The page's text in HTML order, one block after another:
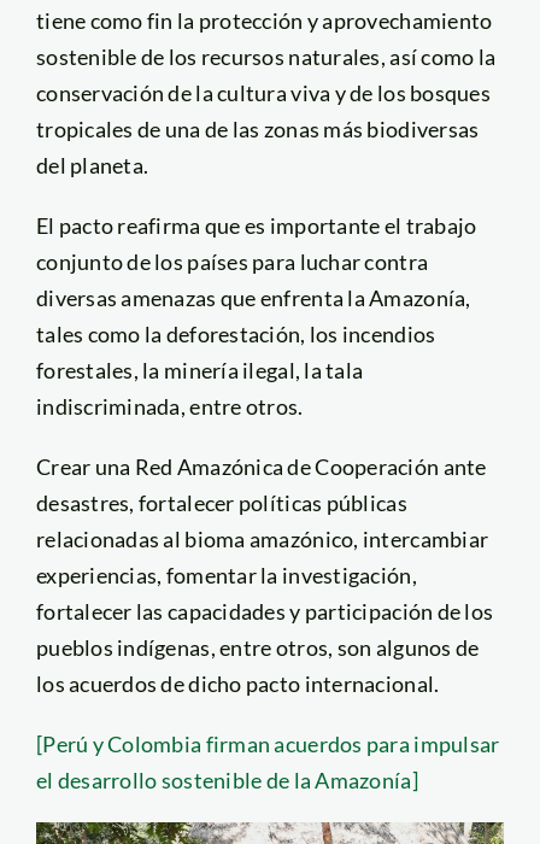
tiene como fin la protección y aprovechamiento
sostenible de los recursos naturales, así como la
conservación de la cultura viva y de los bosques
tropicales de una de las zonas más biodiversas
del planeta.
El pacto reafirma que es importante el trabajo
conjunto de los países para luchar contra
diversas amenazas que enfrenta la Amazonía,
tales como la deforestación, los incendios
forestales, la minería ilegal, la tala
indiscriminada, entre otros.
Crear una Red Amazónica de Cooperación ante
desastres, fortalecer políticas públicas
relacionadas al bioma amazónico, intercambiar
experiencias, fomentar la investigación,
fortalecer las capacidades y participación de los
pueblos indígenas, entre otros, son algunos de
los acuerdos de dicho pacto internacional.
[Perú y Colombia firman acuerdos para impulsar
el desarrollo sostenible de la Amazonía]